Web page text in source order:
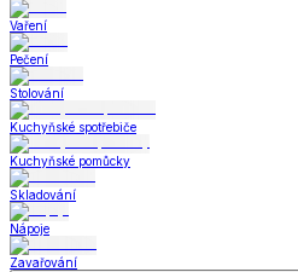
Vaření
Pečení
Stolování
Kuchyňské spotřebiče
Kuchyňské pomůcky
Skladování
Nápoje
Zavařování